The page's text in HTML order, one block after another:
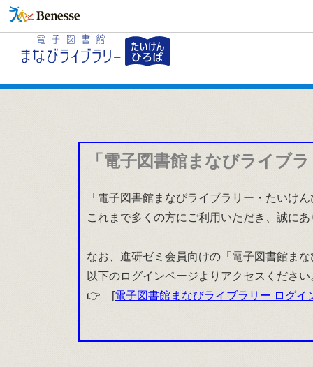
「電子図書館まなびライブ
「電子図書館まなびライブラリー・たいけ
これまで多くの方にご利用いただき、誠に
なお、進研ゼミ会員向けの「電子図書館ま
以下のログインページよりアクセスください
👉 [電子図書館まなびライブラリー ログイ